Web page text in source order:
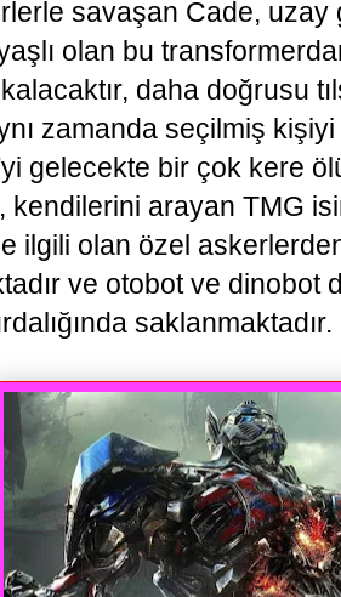
savaşan Cade, uzay
olan bu
daha doğrusu
zamanda seçilmiş
gelecekte bir çok kere
kendilerini arayan TMG
ilgili olan özel
ve otobot ve dinobot
saklanmaktadır.